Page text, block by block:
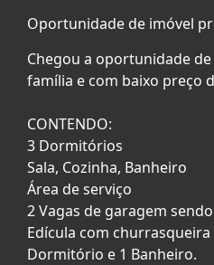
Oportunidade de imóvel
Chegou a oportunidade
família e com baixo preço
CONTENDO:
3 Dormitórios
Sala, Cozinha, Banheiro
Área de serviço
2 Vagas de garagem
Edícula com
Dormitório e 1 Banheiro.